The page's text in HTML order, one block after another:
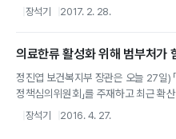
장석기 2017. 2. 28.
의료한류 활성화 위해 범부처가
정진엽 보건복지부 장관은 오늘 27일)
정책심의위원회」를 주재하고 최근 확
장석기 2016. 4. 27.